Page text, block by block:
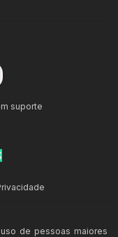
suporte
de pessoas maiores